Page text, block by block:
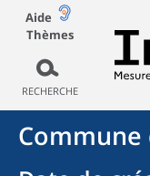
Aide
Thèmes
RECHERCHE
Commune